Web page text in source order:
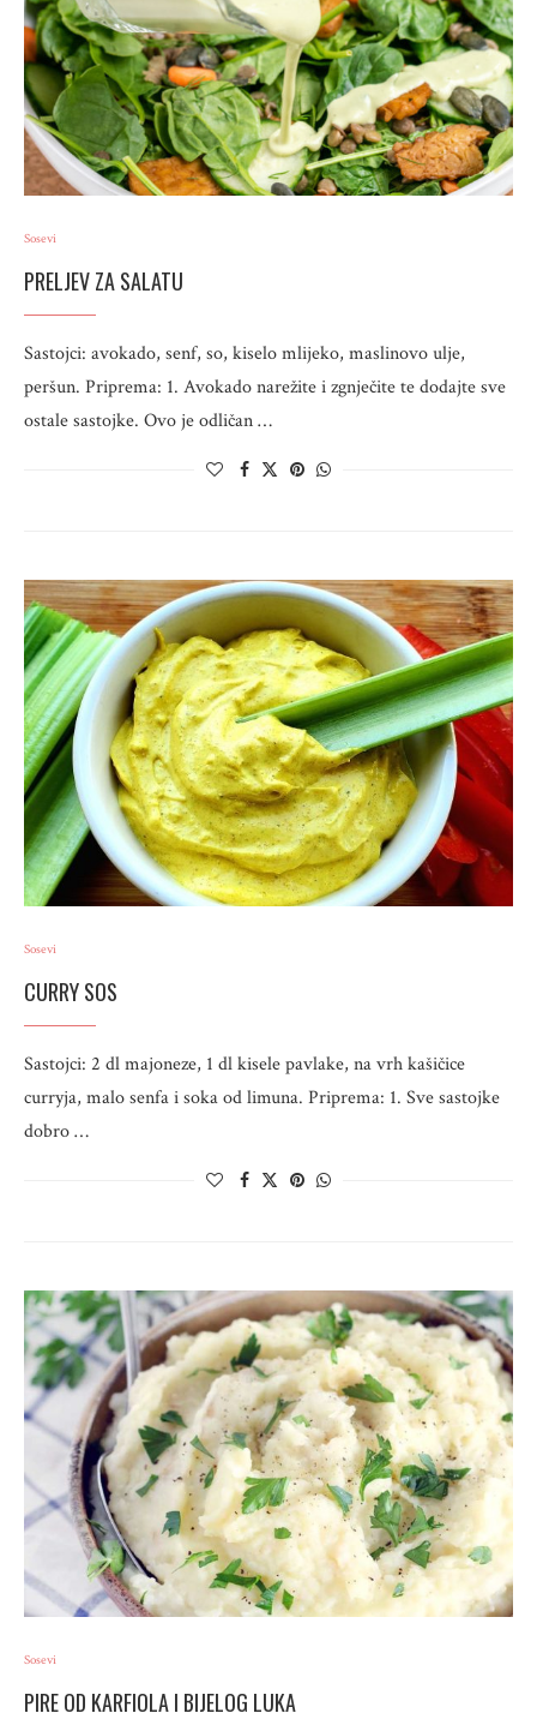
Sosevi
PRELJEV ZA SALATU
Sastojci: avokado, senf, so, kiselo mlijeko, maslinovo ulje,
peršun. Priprema: 1. Avokado narežite i zgnječite te dodajte sve
ostale sastojke. Ovo je odličan …
Sosevi
CURRY SOS
Sastojci: 2 dl majoneze, 1 dl kisele pavlake, na vrh kašičice
curryja, malo senfa i soka od limuna. Priprema: 1. Sve sastojke
dobro …
Sosevi
PIRE OD KARFIOLA I BIJELOG LUKA